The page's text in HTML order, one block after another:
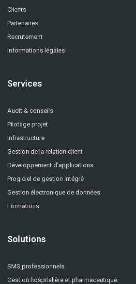
Clients
Partenaires
Recrutement
Informations légales
Services
Audit & conseils
Pilotage projet
Infrastructure
Gestion de la relation client
Développement d’applications
Progiciel de gestion intégré
Gestion électronique de données
Formations
Solutions
SMS professionnels
Gestion hospitalière et pharmaceutique